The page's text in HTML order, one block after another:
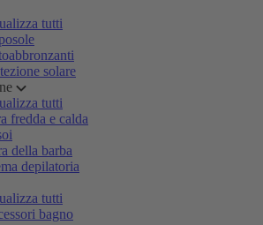
tutti
solare
tutti
fredda e calda
della barba
depilatoria
tutti
bagno